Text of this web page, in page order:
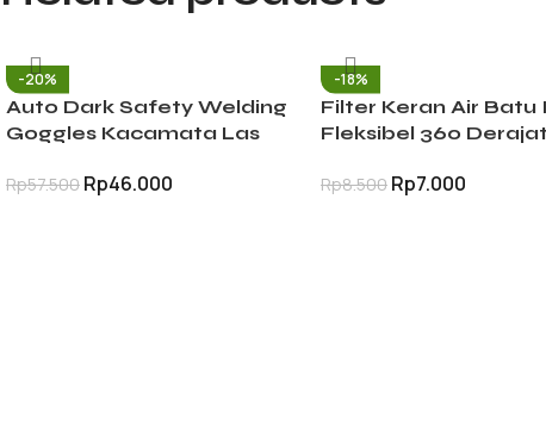
-20%
Auto Dark Safety Welding
Goggles Kacamata Las
Pelindung Mata
Rp57.500 Rp46.000
-18%
Filter Keran Air Batu
Fleksibel 360 Derajat
Anti Splash Hemat Air
Rp8.500 Rp7.000